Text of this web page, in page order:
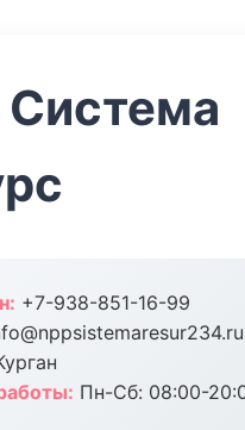
+7-938-851-16-99
Пн-Сб: 08:00-